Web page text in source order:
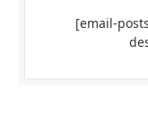
[email-